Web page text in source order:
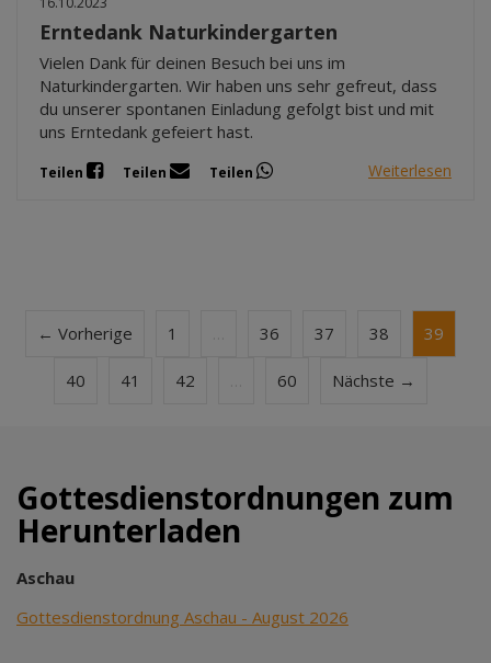
Erntedank Naturkindergarten
Vielen Dank für deinen Besuch bei uns im
Naturkindergarten. Wir haben uns sehr gefreut, dass
du unserer spontanen Einladung gefolgt bist und mit
uns Erntedank gefeiert hast.
Teilen Teilen Teilen Weiterlesen
← Vorherige 1 36 37 38 39
40 41 42 60 Nächste →
Gottesdienstordnungen zum
Herunterladen
Aschau
Gottesdienstordnung Aschau - August 2026